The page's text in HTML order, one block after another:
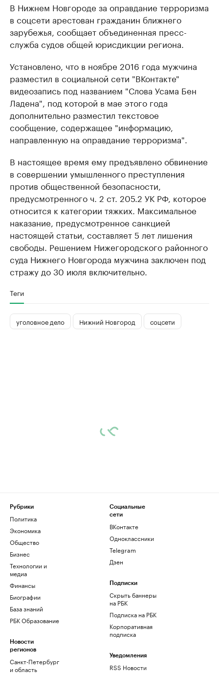
В Нижнем Новгороде ​за оправдание терроризма
в соцсети арестован гражданин ближнего
зарубежья, сообщает объединенная пресс-
служба судов общей юрисдикции региона.
Установлено, что в ноябре 2016 года мужчина
разместил в социальной сети "ВКонтакте"
видеозапись под названием "Слова Усама Бен
Ладена", под которой в мае этого года
дополнительно разместил текстовое
сообщение, содержащее "информацию,
направленную на оправдание терроризма".
В настоящее время ему предъявлено обвинение
в совершении умышленного преступления
против общественной безопасности,
предусмотренного ч. 2 ст. 205.2 УК РФ, которое
относится к категории тяжких. Максимальное
наказание, предусмотренное санкцией
настоящей статьи, составляет 5 лет лишения
свободы. Решением Нижегородского районного
суда Нижнего Новгорода мужчина заключен под
стражу до 30 июля включительно.
Теги
уголовное дело Нижний Новгород соцсети
Рубрики
Политика
Экономика
Общество
Бизнес
Технологии и
медиа
Финансы
Биографии
База знаний
РБК Образование
Новости
регионов
Санкт-Петербург
и область
Социальные
сети
ВКонтакте
Одноклассники
Telegram
Дзен
Подписки
Скрыть баннеры
на РБК
Подписка на РБК
Корпоративная
подписка
Уведомления
RSS Новости